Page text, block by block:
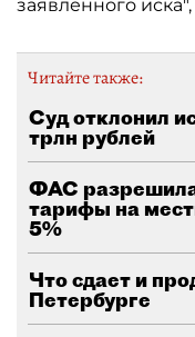
заявленного
Читайте также:
Суд отклонил
трлн рублей
ФАС
тарифы на
5%
Что сдает и
Петербурге